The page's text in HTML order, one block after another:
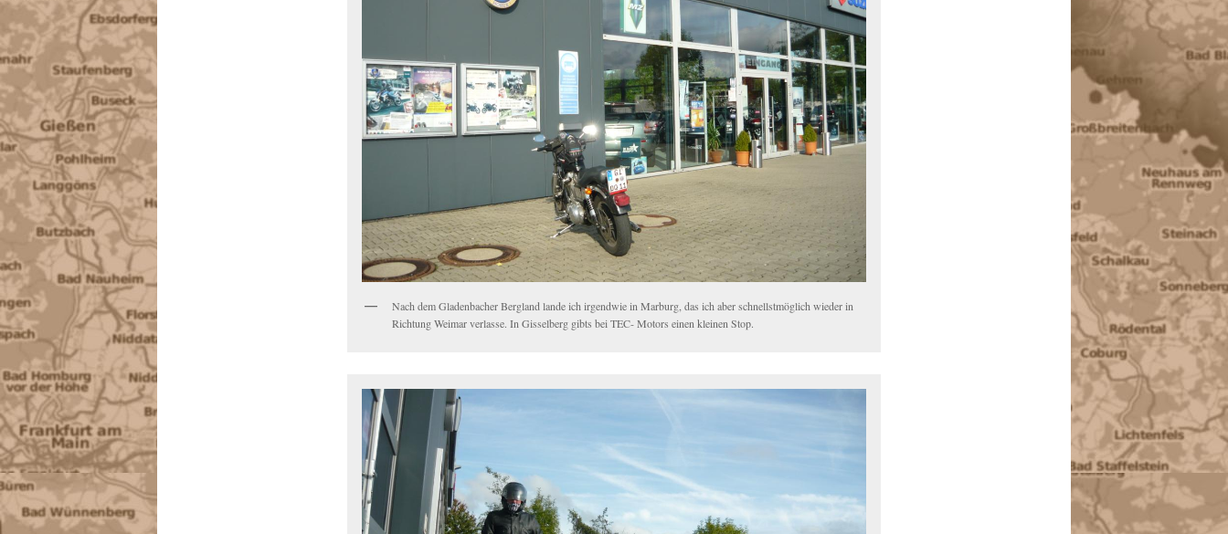
Nach dem Gladenbacher Bergland lande ich irgendwie in Marburg, das ich aber schnellstmöglich wieder in
Richtung Weimar verlasse. In Gisselberg gibts bei TEC- Motors einen kleinen Stop.